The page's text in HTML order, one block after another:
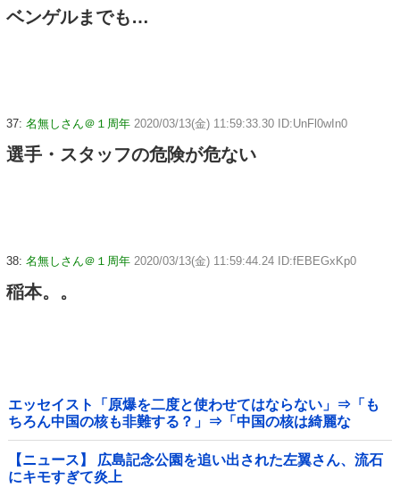
ベンゲルまでも…
37: 名無しさん＠１周年 2020/03/13(金) 11:59:33.30 ID:UnFl0wIn0
選手・スタッフの危険が危ない
38: 名無しさん＠１周年 2020/03/13(金) 11:59:44.24 ID:fEBEGxKp0
稲本。。
エッセイスト「原爆を二度と使わせてはならない」⇒「も
ちろん中国の核も非難する？」⇒「中国の核は綺麗な
核！」
【ニュース】 広島記念公園を追い出された左翼さん、流石
にキモすぎて炎上